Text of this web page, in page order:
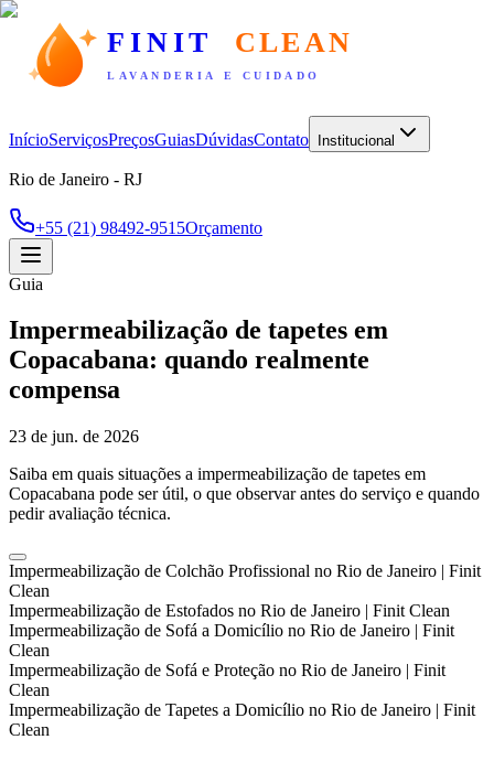
FINIT CLEAN
LAVANDERIA E CUIDADO
InícioServiçosPreçosGuiasDúvidasContato Institucional
Rio de Janeiro - RJ
+55 (21) 98492-9515Orçamento
Guia
Impermeabilização de tapetes em
Copacabana: quando realmente
compensa
23 de jun. de 2026
Saiba em quais situações a impermeabilização de tapetes em
Copacabana pode ser útil, o que observar antes do serviço e quando
pedir avaliação técnica.
Impermeabilização de Colchão Profissional no Rio de Janeiro | Finit
Clean
Impermeabilização de Estofados no Rio de Janeiro | Finit Clean
Impermeabilização de Sofá a Domicílio no Rio de Janeiro | Finit
Clean
Impermeabilização de Sofá e Proteção no Rio de Janeiro | Finit
Clean
Impermeabilização de Tapetes a Domicílio no Rio de Janeiro | Finit
Clean